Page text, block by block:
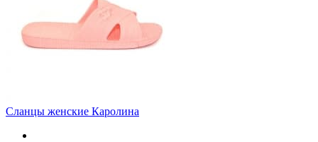
Сланцы женские Каролина